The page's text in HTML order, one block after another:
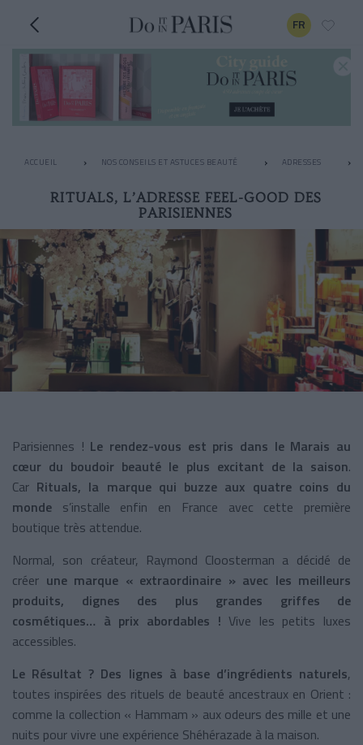
FR
ACCUEIL NOS CONSEILS ET ASTUCES BEAUTÉ ADRESSES
RITUALS, L’ADRESSE FEEL-GOOD DES
PARISIENNES
Parisiennes ! Le rendez-vous est pris dans le Marais au
cœur du boudoir beauté le plus excitant de la saison.
Car Rituals, la marque qui buzze aux quatre coins du
monde s’installe enfin en France avec cette première
boutique très attendue.
Normal, son créateur, Raymond Cloosterman a décidé de
créer une marque « extraordinaire » avec les meilleurs
produits, dignes des plus grandes griffes de
cosmétiques… à prix abordables ! Vive les petits luxes
accessibles.
Le Résultat ? Des lignes à base d’ingrédients naturels,
toutes inspirées des rituels de beauté ancestraux en Orient :
comme la collection « Hammam » aux odeurs des mille et une
nuits pour vivre une expérience Shéhérazade à la maison.